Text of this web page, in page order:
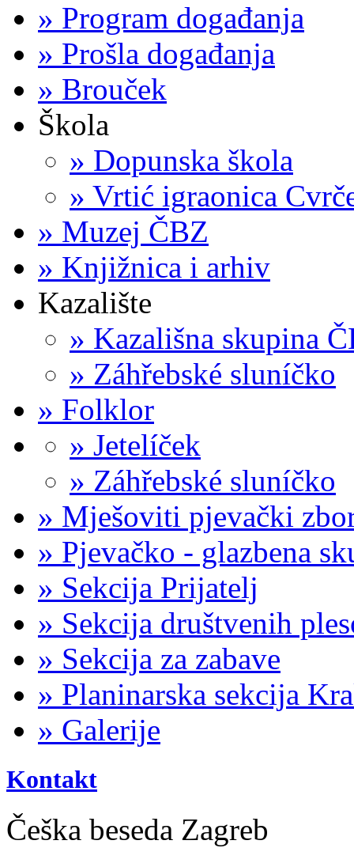
» Program događanja
» Prošla događanja
» Brouček
Škola
» Dopunska škola
» Vrtić igraonica
» Muzej ČBZ
» Knjižnica i arhiv
Kazalište
» Kazališna skupina
» Záhřebské sluníčko
» Folklor
» Jetelíček
» Záhřebské sluníčko
» Mješoviti pjevački
» Pjevačko - glazbena
» Sekcija Prijatelj
» Sekcija društvenih
» Sekcija za zabave
» Planinarska sekcija
» Galerije
Kontakt
Češka beseda Zagreb